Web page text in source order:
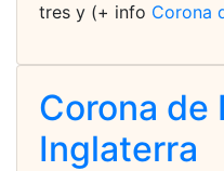
tres y (+ info Corona
Corona de
Inglaterra